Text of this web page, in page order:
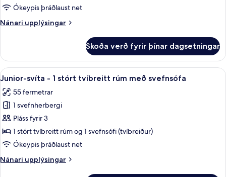
sjávarsýn
(Balcony)
-
einbreið
Ókeypis þráðlaust net
Nánari upplýsingar
Nánari
herbergi
2
rúm
Skoða verð fyrir þínar dagsetningar
Skoða
allar
myndir
fyrir
Junior-
svíta
-
stórt
Míníbar, öryggishólf í herbergi,
7
Junior-svíta - 1 stórt tvíbreitt rúm með svefnsófa
55 fermetrar
1 svefnherbergi
Pláss fyrir 3
1 stórt tvíbreitt rúm og 1 svefnsófi (tvíbreiður)
Ókeypis þráðlaust net
Nánari upplýsingar
Nánari